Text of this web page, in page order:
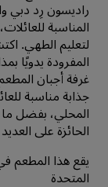
راديسون رِد دبي
لتعليم الطهي.
المفرودة يدويًا
جذابة مناسبة
المحلي، بفضل ما
الحائزة على
المتحدة